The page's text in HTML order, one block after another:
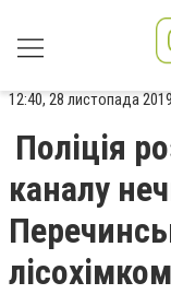
12:40, 28 листопада
Поліція
каналу